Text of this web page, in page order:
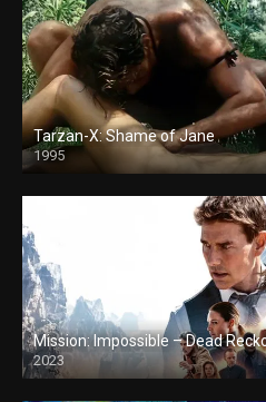
Tarzan-X: Shame of Jane
1995
Mission: Impossible – Dead
2023